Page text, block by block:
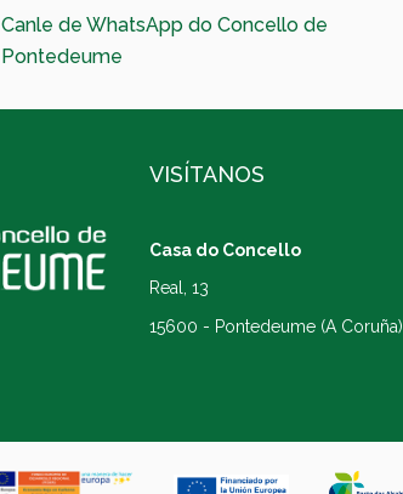
Canle de WhatsApp do Concello de
Pontedeume
VISÍTANOS
Casa do Concello
Real, 13
15600 - Pontedeume (A Coruña)